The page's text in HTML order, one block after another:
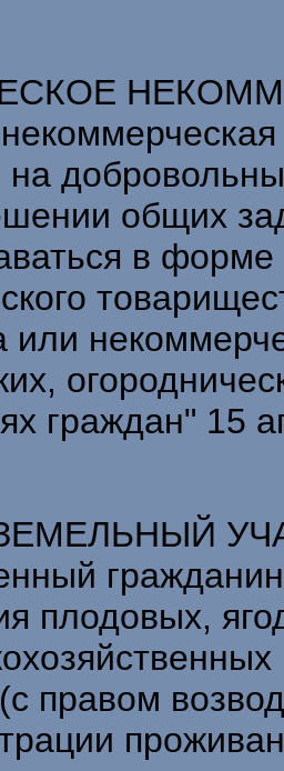
общих
в форме
или
граждан" 15
плодовых,
правом